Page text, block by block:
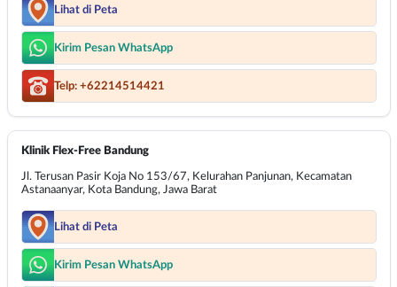
Lihat di Peta
Kirim Pesan WhatsApp
Telp: +62214514421
Klinik Flex-Free Bandung
Jl. Terusan Pasir Koja No 153/67, Kelurahan Panjunan, Kecamatan
Astanaanyar, Kota Bandung, Jawa Barat
Lihat di Peta
Kirim Pesan WhatsApp